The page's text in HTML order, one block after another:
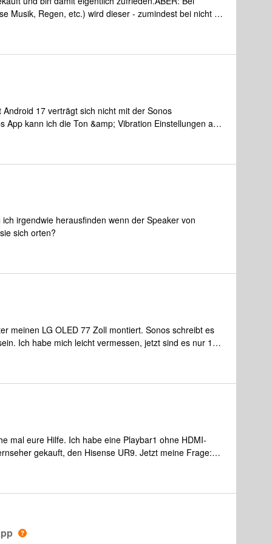
des Sub oder einen Trick / Hackum den
jede Unterstützung
Musik, Regen, etc.) wird dieser - zumindest bei nicht all
- auch bei ausgeschalteter
sehr klinisch.Habt ihr das Problem auch bzw. kann man
nämlich alle da, allerdings fehlt dann halt die
17 verträgt sich nicht mit der Sonos
App kann ich die Ton &amp; Vibration Einstellungen auf
Absturz der Einstellungsapp. Andere Menüpunkte
der Sonos App alles wieder OK.Kann das wer
Markus
irgendwie herausfinden wenn der Speaker von
sich orten?
meinen LG OLED 77 Zoll montiert. Sonos schreibt es
Ich habe mich leicht vermessen, jetzt sind es nur 11
mal eure Hilfe. Ich habe eine Playbar1 ohne HDMI-
gekauft, den Hisense UR9. Jetzt meine Frage:
Ich habe gelesen das man einen HDMI ARC
im voraus für eure Hilfe